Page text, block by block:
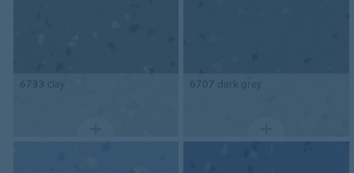
6733 clay 6707 dark grey